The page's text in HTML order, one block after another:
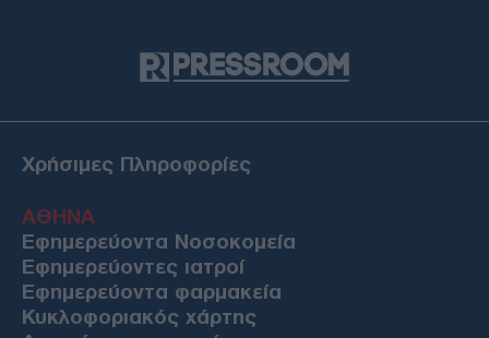
Χρήσιμες Πληροφορίες
ΑΘΗΝΑ
Εφημερεύοντα Νοσοκομεία
Εφημερεύοντες ιατροί
Εφημερεύοντα φαρμακεία
Κυκλοφοριακός χάρτης